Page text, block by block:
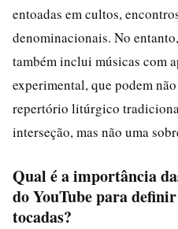
entoadas em cultos,
denominacionais. No
também inclui músicas com
experimental, que podem
repertório litúrgico
interseção, mas não uma
Qual é a importância
do YouTube para
tocadas?